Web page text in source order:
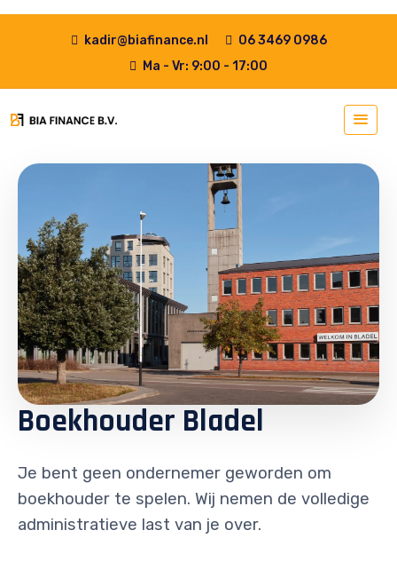
kadir@biafinance.nl
06 3469 0986
Ma - Vr: 9:00 - 17:00
Boekhouder Bladel
Je bent geen ondernemer geworden om
boekhouder te spelen. Wij nemen de volledige
administratieve last van je over.